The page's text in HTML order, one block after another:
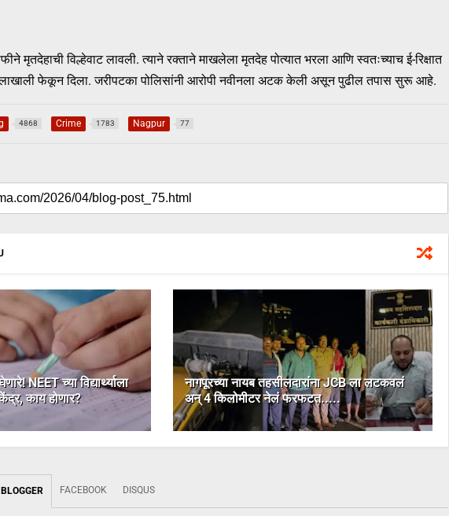
मृतदेहाची विल्हेवाट लावली. त्याने रक्ताने माखलेला मृतदेह पोत्यात भरला आणि स्वतःच्याच ई-रिक्षात
पुलाखाली फेकून दिला. जरीपटका पोलिसांनी आरोपी नवीनला अटक केली असून पुढील तपास सुरू आहे.
4868 Crime 1783 Nagpur 77
NEET च्या विद्यार्थ्याला
काय होणार?
नागपूरच्या नायब तहसीलदारांना JCB ला लटकवलं
अन् 4 किलोमीटर नेलं फरफटत.....
BLOGGER FACEBOOK DISQUS